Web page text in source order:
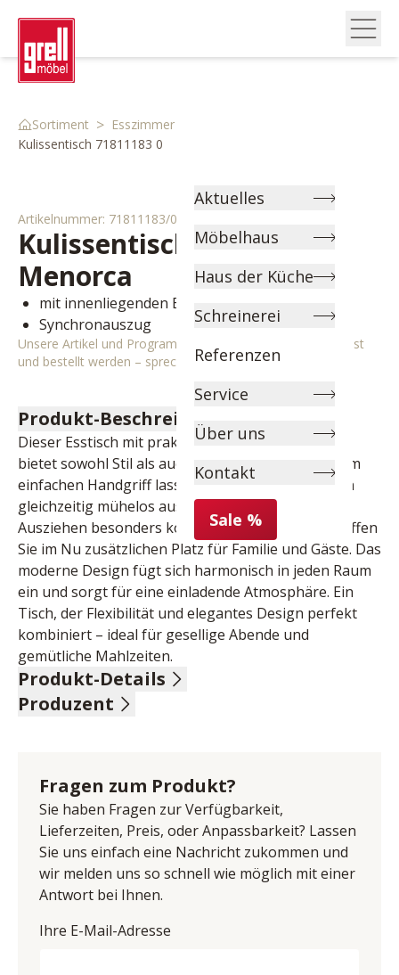
Aktuelles
Möbelhaus
Haus der Küche
Schreinerei
Referenzen
Service
Über uns
Kontakt
Sale %
Sortiment > Esszimmer
Kulissentisch 71811183 0
Artikelnummer: 71811183/0
Kulissentisch 1183 -
Menorca
mit innenliegenden Einlegeplatten
Synchronauszug
Unsere Artikel und Programme können individuell angepasst
und bestellt werden – sprechen Sie uns gerne an!
Produkt-Beschreibung
Dieser Esstisch mit praktischem Synchronauszug
bietet sowohl Stil als auch Funktionalität. Mit einem
einfachen Handgriff lassen sich beide Tischhälften
gleichzeitig mühelos auseinanderziehen, was das
Ausziehen besonders komfortabel macht. So schaffen
Sie im Nu zusätzlichen Platz für Familie und Gäste. Das
moderne Design fügt sich harmonisch in jeden Raum
ein und sorgt für eine einladende Atmosphäre. Ein
Tisch, der Flexibilität und elegantes Design perfekt
kombiniert – ideal für gesellige Abende und
gemütliche Mahlzeiten.
Produkt-Details
Platte in Dekor Artisan-Eiche mit schwarzem Design-
Produzent
E-Mail-Adresse: info@niehoff-sitzmoebel.de
UID (Umsatzsteuer-Identifikationsnummer): DE
813783971
Fragen zum Produkt?
Sie haben Fragen zur Verfügbarkeit,
Lieferzeiten, Preis, oder Anpassbarkeit? Lassen
Sie uns einfach eine Nachricht zukommen und
wir melden uns so schnell wie möglich mit einer
Antwort bei Ihnen.
Ihre E-Mail-Adresse